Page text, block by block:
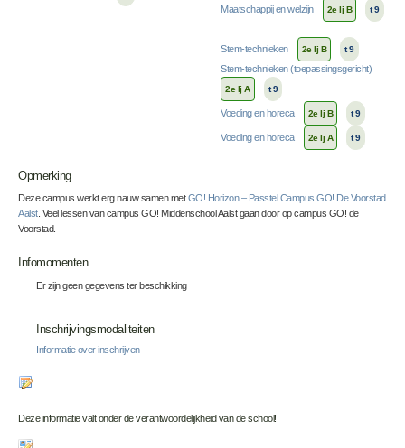
Maatschappij en welzijn 2e lj B t 9
Stem-technieken 2e lj B t 9
Stem-technieken (toepassingsgericht)
2e lj A t 9
Voeding en horeca 2e lj B t 9
Voeding en horeca 2e lj A t 9
Opmerking
Deze campus werkt erg nauw samen metGO! Horizon – Passtel Campus GO! De Voorstad
Aalst. Veel lessen van campus GO! Middenschool Aalst gaan door op campus GO! de
Voorstad.
Infomomenten
Er zijn geen gegevens ter beschikking
Inschrijvingsmodaliteiten
Informatie over inschrijven
Deze informatie valt onder de verantwoordelijkheid van de school!